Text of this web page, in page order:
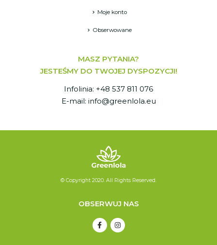
Moje konto
Obserwowane
MASZ PYTANIA?
JESTEŚMY DO TWOJEJ DYSPOZYCJI!
Infolinia: +48 537 811 076
E-mail: info@greenlola.eu
© Copyright 2020. All Rights Reserved.
OBSERWUJ NAS